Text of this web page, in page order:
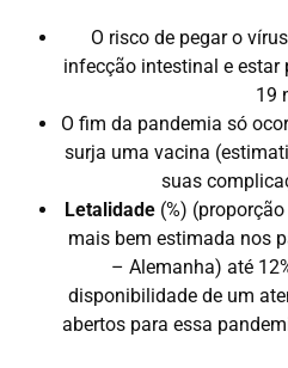
O risco de pegar o
infecção intestinal e estar
19
O fim da pandemia só
surja uma vacina
suas
Letalidade (%)
mais bem estimada nos
– Alemanha) até
disponibilidade de um
abertos para essa